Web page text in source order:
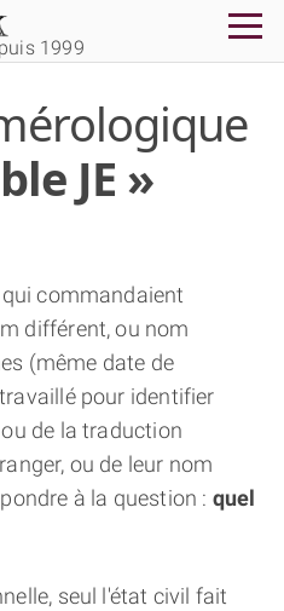
1999
JE »
commandaient
différent, ou nom
(même date de
pour identifier
de la traduction
ou de leur nom
à la question : quel
seul l'état civil fait
APPROFONDI